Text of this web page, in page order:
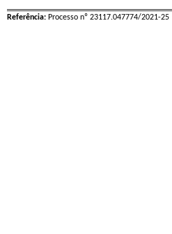
Referência: Processo nº 23117.047774/2021-25